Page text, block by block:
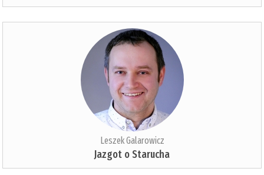
Leszek Galarowicz
Jazgot o Starucha